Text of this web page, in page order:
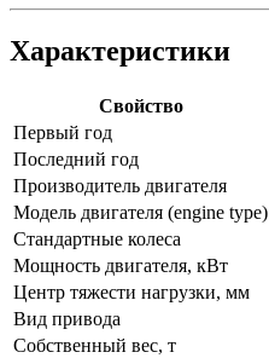
Характеристики
Свойство
Первый год
Последний год
Производитель двигателя
Модель двигателя (engine type)
Стандартные колеса
Мощность двигателя, кВт
Центр тяжести нагрузки, мм
Вид привода
Собственный вес, т